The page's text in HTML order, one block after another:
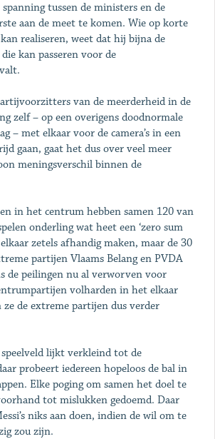
tussen de ministers en de
aan de meet te komen. Wie op korte
realiseren, weet dat hij bijna de
kan passeren voor de
van de meerderheid in de
zelf – op een overigens doodnormale
– met elkaar voor de camera’s in een
gaan, gaat het dus over veel meer
meningsverschil binnen de
in het centrum hebben samen 120 van
onderling wat heet een ‘zero sum
zetels afhandig maken, maar de 30
partijen Vlaams Belang en PVDA
de peilingen nu al verworven voor
volharden in het elkaar
ze de extreme partijen dus verder
lijkt verkleind tot de
probeert iedereen hopeloos de bal in
Elke poging om samen het doel te
tot mislukken gedoemd. Daar
niks aan doen, indien de wil om te
zou zijn.